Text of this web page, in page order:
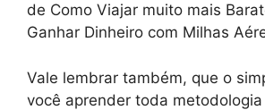
de Como Viajar muito mais
Ganhar Dinheiro com Milhas
Vale lembrar também, que o
você aprender toda